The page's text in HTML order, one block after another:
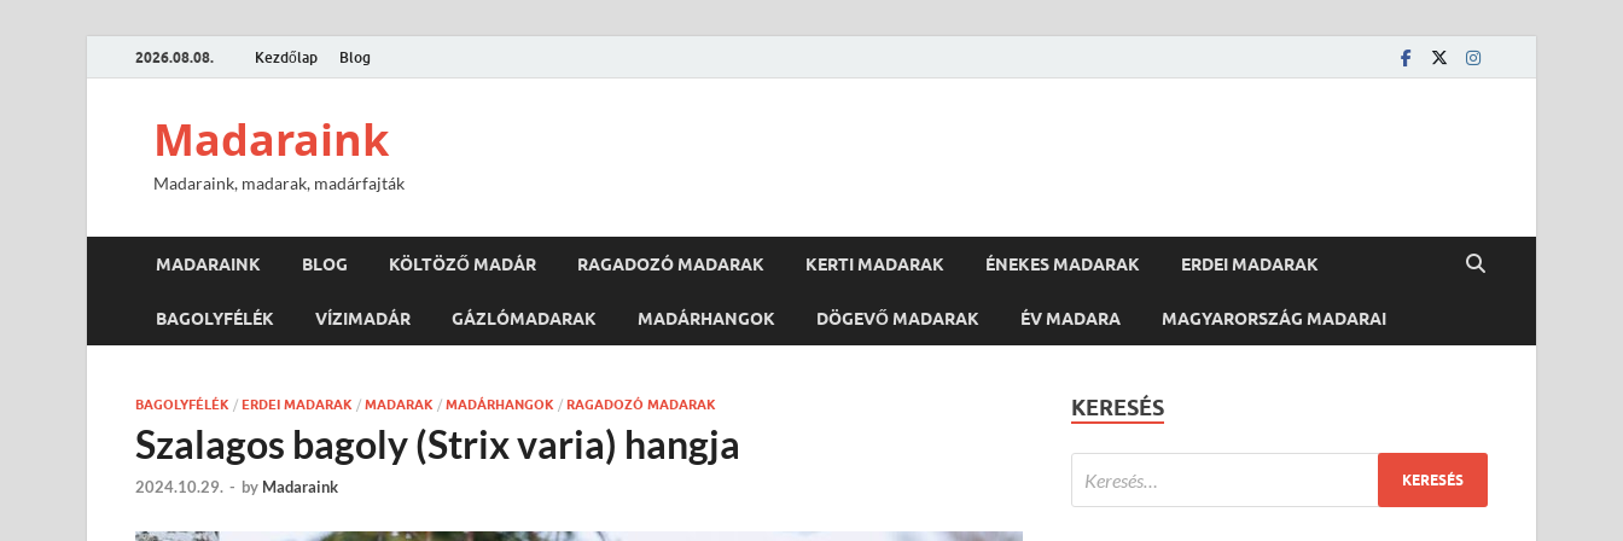
2026.08.08. Kezdőlap Blog
Madaraink
Madaraink, madarak, madárfajták
MADARAINK BLOG KÖLTÖZŐ MADÁR RAGADOZÓ MADARAK KERTI MADARAK ÉNEKES MADARAK ERDEI MADARAK
BAGOLYFÉLÉK VÍZIMADÁR GÁZLÓMADARAK MADÁRHANGOK DÖGEVŐ MADARAK ÉV MADARA MAGYARORSZÁG MADARAI
BAGOLYFÉLÉK / ERDEI MADARAK / MADARAK / MADÁRHANGOK / RAGADOZÓ MADARAK
Szalagos bagoly (Strix varia) hangja
2024.10.29. - by Madaraink
KERESÉS